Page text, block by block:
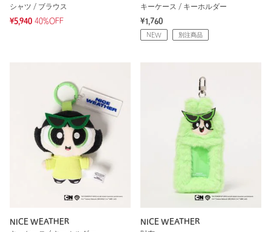
シャツ / ブラウス
¥5,940 40%OFF
キーケース / キーホルダー
¥1,760
NEW 別注商品
NICE WEATHER
NICE WEATHER